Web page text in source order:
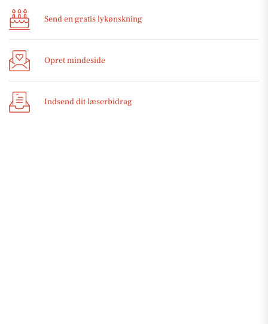
Send en gratis lykønskning
Opret mindeside
Indsend dit læserbidrag